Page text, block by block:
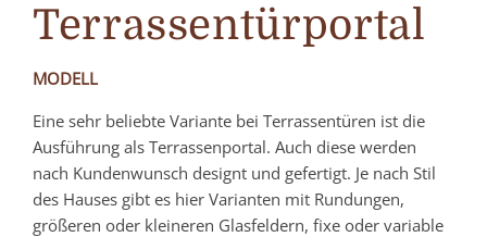
Terrassentürportal
MODELL
Eine sehr beliebte Variante bei Terrassentüren ist die
Ausführung als Terrassenportal. Auch diese werden
nach Kundenwunsch designt und gefertigt. Je nach Stil
des Hauses gibt es hier Varianten mit Rundungen,
größeren oder kleineren Glasfeldern, fixe oder variable